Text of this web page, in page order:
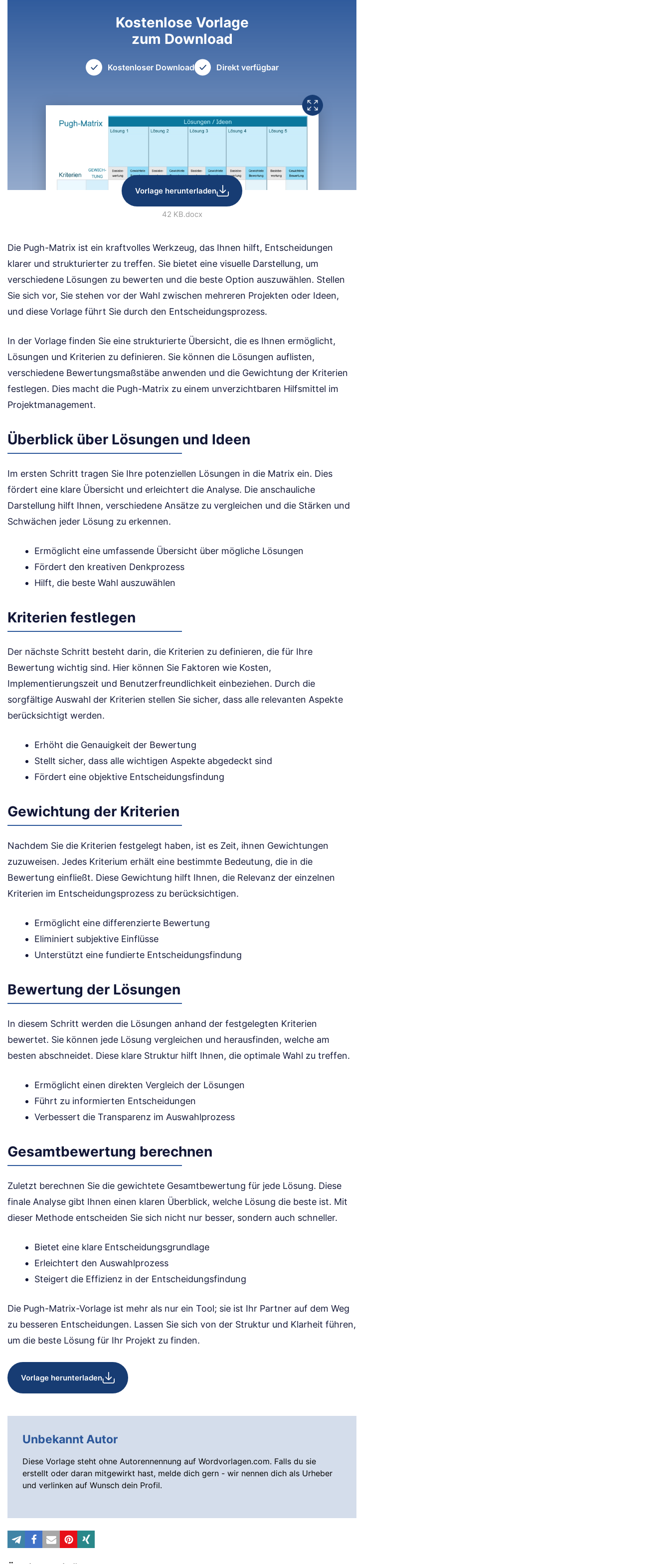
Kostenlose Vorlage
zum Download
Kostenloser Download Direkt verfügbar
Vorlage herunterladen
42 KB.docx
Die Pugh-Matrix ist ein kraftvolles Werkzeug, das Ihnen hilft, Entscheidungen
klarer und strukturierter zu treffen. Sie bietet eine visuelle Darstellung, um
verschiedene Lösungen zu bewerten und die beste Option auszuwählen. Stellen
Sie sich vor, Sie stehen vor der Wahl zwischen mehreren Projekten oder Ideen,
und diese Vorlage führt Sie durch den Entscheidungsprozess.
In der Vorlage finden Sie eine strukturierte Übersicht, die es Ihnen ermöglicht,
Lösungen und Kriterien zu definieren. Sie können die Lösungen auflisten,
verschiedene Bewertungsmaßstäbe anwenden und die Gewichtung der Kriterien
festlegen. Dies macht die Pugh-Matrix zu einem unverzichtbaren Hilfsmittel im
Projektmanagement.
Überblick über Lösungen und Ideen
Im ersten Schritt tragen Sie Ihre potenziellen Lösungen in die Matrix ein. Dies
fördert eine klare Übersicht und erleichtert die Analyse. Die anschauliche
Darstellung hilft Ihnen, verschiedene Ansätze zu vergleichen und die Stärken und
Schwächen jeder Lösung zu erkennen.
Ermöglicht eine umfassende Übersicht über mögliche Lösungen
Fördert den kreativen Denkprozess
Hilft, die beste Wahl auszuwählen
Kriterien festlegen
Der nächste Schritt besteht darin, die Kriterien zu definieren, die für Ihre
Bewertung wichtig sind. Hier können Sie Faktoren wie Kosten,
Implementierungszeit und Benutzerfreundlichkeit einbeziehen. Durch die
sorgfältige Auswahl der Kriterien stellen Sie sicher, dass alle relevanten Aspekte
berücksichtigt werden.
Erhöht die Genauigkeit der Bewertung
Stellt sicher, dass alle wichtigen Aspekte abgedeckt sind
Fördert eine objektive Entscheidungsfindung
Gewichtung der Kriterien
Nachdem Sie die Kriterien festgelegt haben, ist es Zeit, ihnen Gewichtungen
zuzuweisen. Jedes Kriterium erhält eine bestimmte Bedeutung, die in die
Bewertung einfließt. Diese Gewichtung hilft Ihnen, die Relevanz der einzelnen
Kriterien im Entscheidungsprozess zu berücksichtigen.
Ermöglicht eine differenzierte Bewertung
Eliminiert subjektive Einflüsse
Unterstützt eine fundierte Entscheidungsfindung
Bewertung der Lösungen
In diesem Schritt werden die Lösungen anhand der festgelegten Kriterien
bewertet. Sie können jede Lösung vergleichen und herausfinden, welche am
besten abschneidet. Diese klare Struktur hilft Ihnen, die optimale Wahl zu treffen.
Ermöglicht einen direkten Vergleich der Lösungen
Führt zu informierten Entscheidungen
Verbessert die Transparenz im Auswahlprozess
Gesamtbewertung berechnen
Zuletzt berechnen Sie die gewichtete Gesamtbewertung für jede Lösung. Diese
finale Analyse gibt Ihnen einen klaren Überblick, welche Lösung die beste ist. Mit
dieser Methode entscheiden Sie sich nicht nur besser, sondern auch schneller.
Bietet eine klare Entscheidungsgrundlage
Erleichtert den Auswahlprozess
Steigert die Effizienz in der Entscheidungsfindung
Die Pugh-Matrix-Vorlage ist mehr als nur ein Tool; sie ist Ihr Partner auf dem Weg
zu besseren Entscheidungen. Lassen Sie sich von der Struktur und Klarheit führen,
um die beste Lösung für Ihr Projekt zu finden.
Vorlage herunterladen
Unbekannt Autor
Diese Vorlage steht ohne Autorennennung auf Wordvorlagen.com. Falls du sie
erstellt oder daran mitgewirkt hast, melde dich gern - wir nennen dich als Urheber
und verlinken auf Wunsch dein Profil.